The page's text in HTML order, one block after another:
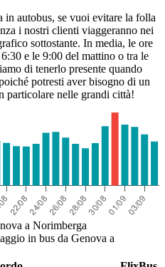
autobus, se vuoi evitare la folla
i nostri clienti viaggeranno nei
sottostante. In media, le ore
e le 9:00 del mattino o tra le
di tenerlo presente quando
potresti aver bisogno di un
particolare nelle grandi città!
a Norimberga
in bus da Genova a